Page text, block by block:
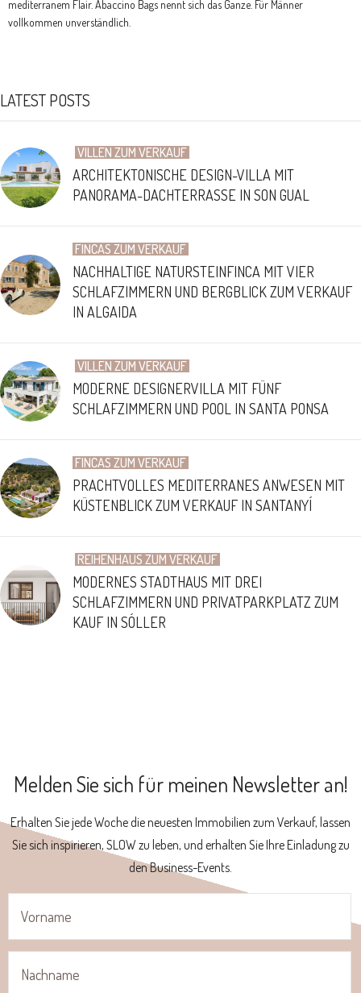
mediterranem Flair. Abaccino Bags nennt sich das Ganze. Für Männer
vollkommen unverständlich.
LATEST POSTS
VILLEN ZUM VERKAUF
ARCHITEKTONISCHE DESIGN-VILLA MIT
PANORAMA-DACHTERRASSE IN SON GUAL
FINCAS ZUM VERKAUF
NACHHALTIGE NATURSTEINFINCA MIT VIER
SCHLAFZIMMERN UND BERGBLICK ZUM VERKAUF
IN ALGAIDA
VILLEN ZUM VERKAUF
MODERNE DESIGNERVILLA MIT FÜNF
SCHLAFZIMMERN UND POOL IN SANTA PONSA
FINCAS ZUM VERKAUF
PRACHTVOLLES MEDITERRANES ANWESEN MIT
KÜSTENBLICK ZUM VERKAUF IN SANTANYÍ
REIHENHAUS ZUM VERKAUF
MODERNES STADTHAUS MIT DREI
SCHLAFZIMMERN UND PRIVATPARKPLATZ ZUM
KAUF IN SÓLLER
Melden Sie sich für meinen Newsletter an!
Erhalten Sie jede Woche die neuesten Immobilien zum Verkauf, lassen
Sie sich inspirieren, SLOW zu leben, und erhalten Sie Ihre Einladung zu
den Business-Events.